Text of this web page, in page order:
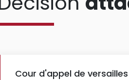
Cour d'appel de versailles